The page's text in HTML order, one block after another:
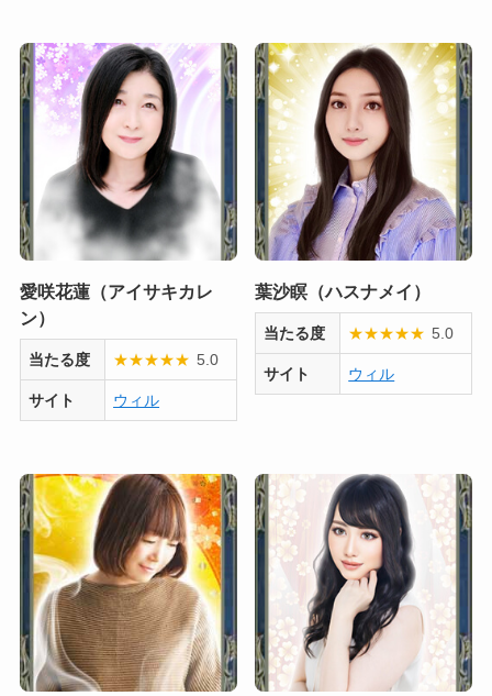
愛咲花蓮（アイサキカレ
ン）
当たる度 ★★★★★ 5.0
サイト ウィル
葉沙瞑（ハスナメイ）
当たる度 ★★★★★ 5.0
サイト ウィル